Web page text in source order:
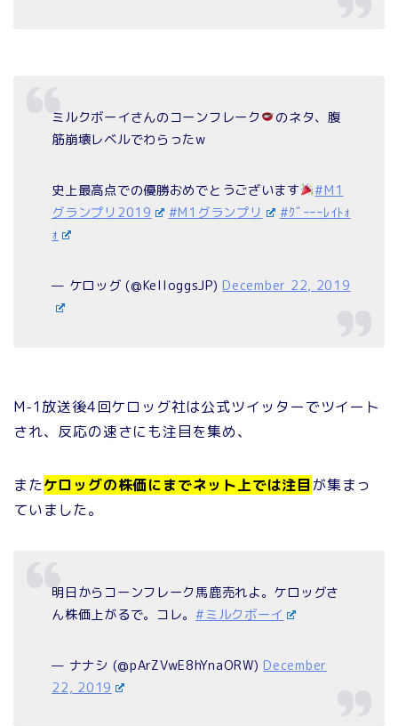
ミルクボーイさんのコーンフレーク
のネタ、腹
筋崩壊レベルでわらったw
史上最高点での優勝おめでとうございます
#M1
グランプリ2019
#M1グランプリ
#ｸﾞｰｰｰﾚｲﾄｫ
ｫ
— ケロッグ (@KelloggsJP)December 22, 2019
M-1放送後4回ケロッグ社は公式ツイッターでツイート
され、反応の速さにも注目を集め、
またケロッグの株価にまでネット上では注目が集まっ
ていました。
明日からコーンフレーク馬鹿売れよ。ケロッグさ
ん株価上がるで。コレ。 #ミルクボーイ
— ナナシ (@pArZVwE8hYnaORW)December
22, 2019